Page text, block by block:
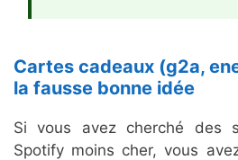
Cartes cadeaux (g2a,
la fausse bonne idée
Si vous avez cherché des
Spotify moins cher, vous